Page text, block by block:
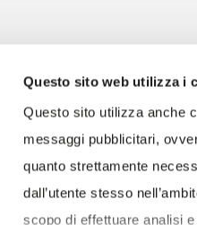
Questo sito web utilizza i
Questo sito utilizza anche
messaggi pubblicitari,
quanto strettamente
dall’utente stesso
scopo di effettuare analisi